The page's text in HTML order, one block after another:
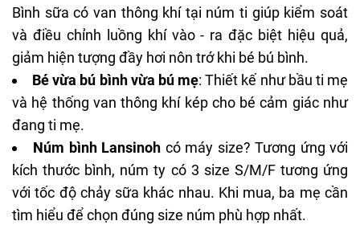
Bình sữa có van thông khí tại núm ti giúp kiểm soát
và điều chỉnh luồng khí vào - ra đặc biệt hiệu quả,
giảm hiện tượng đầy hơi nôn trớ khi bé bú bình.
Bé vừa bú bình vừa bú mẹ: Thiết kế như bầu ti mẹ
và hệ thống van thông khí kép cho bé cảm giác như
đang ti mẹ.
Núm bình Lansinoh có máy size? Tương ứng với
kích thước bình, núm ty có 3 size S/M/F tương ứng
với tốc độ chảy sữa khác nhau. Khi mua, ba mẹ cần
tìm hiểu để chọn đúng size núm phù hợp nhất.